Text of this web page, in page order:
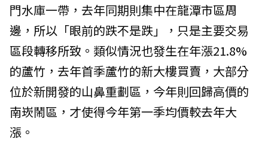
門水庫一帶，去年同期則集中在龍潭市區周
邊，所以「眼前的跌不是跌」，只是主要交易
區段轉移所致。類似情況也發生在年漲21.8%
的蘆竹，去年首季蘆竹的新大樓買賣，大部分
位於新開發的山鼻重劃區，今年則回歸高價的
南崁鬧區，才使得今年第一季均價較去年大
漲。